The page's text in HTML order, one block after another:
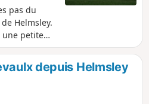
pas du
Helmsley.
une petite
plus
ruines du
l'abbaye
Il y a un
et plein
depuis Helmsley